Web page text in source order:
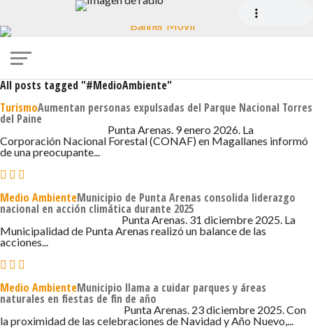
All posts tagged "#MedioAmbiente"
TurismoAumentan personas expulsadas del Parque Nacional Torres
del Paine
Punta Arenas. 9 enero 2026. La
Corporación Nacional Forestal (CONAF) en Magallanes informó
de una preocupante...
Medio AmbienteMunicipio de Punta Arenas consolida liderazgo
nacional en acción climática durante 2025
Punta Arenas. 31 diciembre 2025. La
Municipalidad de Punta Arenas realizó un balance de las
acciones...
Medio AmbienteMunicipio llama a cuidar parques y áreas
naturales en fiestas de fin de año
Punta Arenas. 23 diciembre 2025. Con
la proximidad de las celebraciones de Navidad y Año Nuevo,...